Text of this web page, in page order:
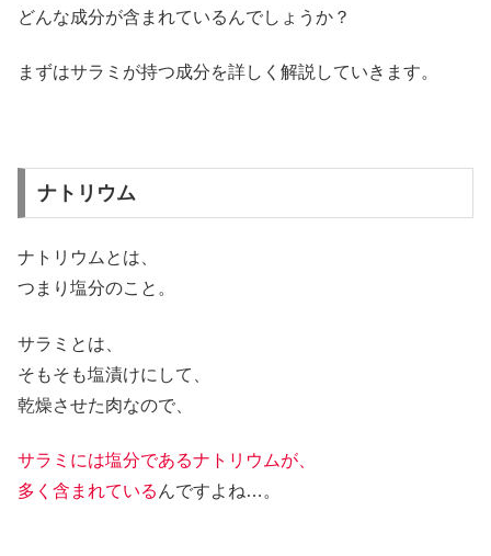
どんな成分が含まれているんでしょうか？
まずはサラミが持つ成分を詳しく解説していきます。
ナトリウム
ナトリウムとは、
つまり塩分のこと。
サラミとは、
そもそも塩漬けにして、
乾燥させた肉なので、
サラミには塩分であるナトリウムが、
多く含まれている んですよね…。